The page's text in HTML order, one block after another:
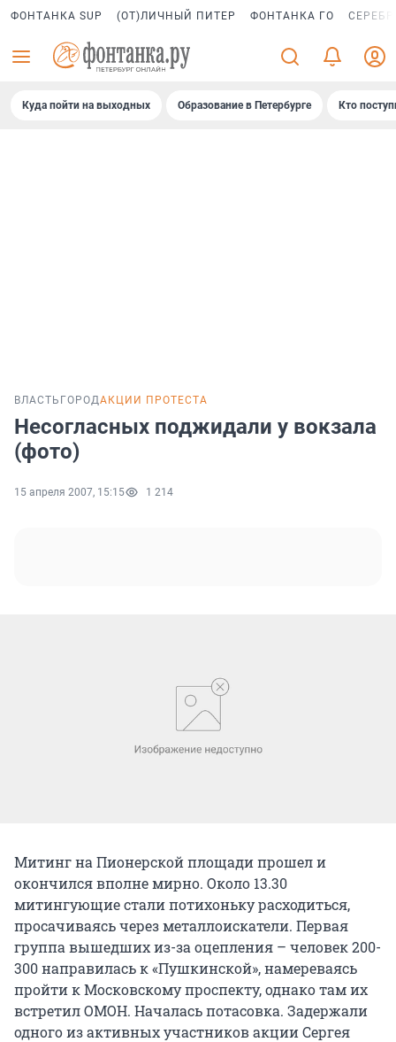
ФОНТАНКА SUP (ОТ)ЛИЧНЫЙ ПИТЕР ФОНТАНКА ГО
Куда пойти на выходных Образование в Петербурге Кто
ВЛАСТЬ ГОРОДАКЦИИ ПРОТЕСТА
Несогласных поджидали у вокзала
(фото)
15 апреля 2007, 15:15 1 214
Митинг на Пионерской площади прошел и
окончился вполне мирно. Около 13.30
митингующие стали потихоньку расходиться,
просачиваясь через металлоискатели. Первая
группа вышедших из-за оцепления – человек 200-
300 направилась к «Пушкинской», намереваясь
пройти к Московскому проспекту, однако там их
встретил ОМОН. Началась потасовка. Задержали
одного из активных участников акции Сергея